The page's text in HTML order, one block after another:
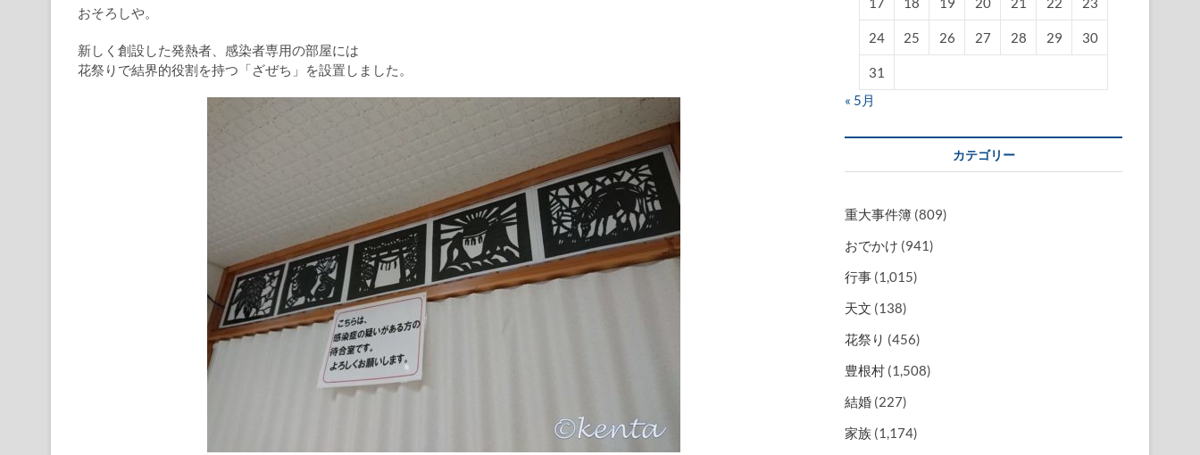
おそろしや。
新しく創設した発熱者、感染者専用の部屋には
花祭りで結界的役割を持つ「ざぜち」を設置しました。
24 25 26 27 28 29 30
31
« 5月
カテゴリー
重大事件簿 (809)
おでかけ (941)
行事 (1,015)
天文 (138)
花祭り (456)
豊根村 (1,508)
結婚 (227)
家族 (1,174)